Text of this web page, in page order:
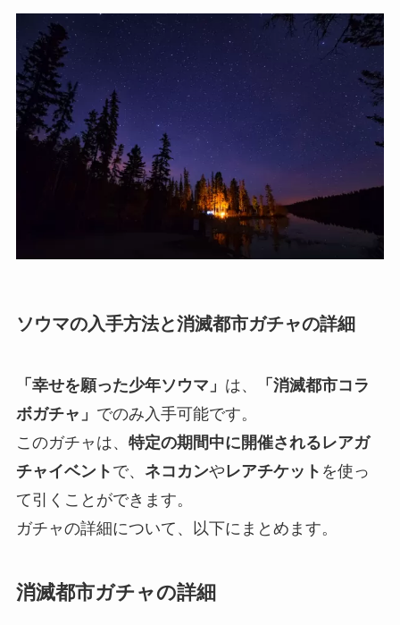
ソウマの入手方法と消滅都市ガチャの詳細
「幸せを願った少年ソウマ」 は、
「消滅都市コラ
ボガチャ」 でのみ入手可能です。
このガチャは、 特定の期間中に開催されるレアガ
チャイベント で、 ネコカンやレアチケット を使っ
て引くことができます。
ガチャの詳細について、以下にまとめます。
消滅都市ガチャの詳細